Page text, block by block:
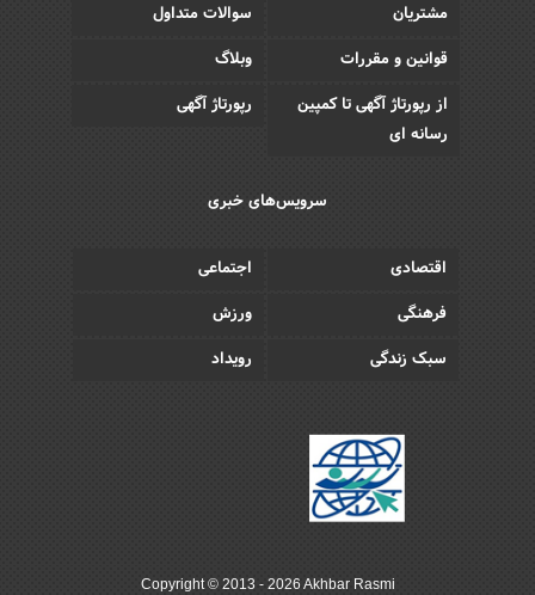
مشتریان
سوالات متداول
قوانین و مقررات
وبلاگ
از رپورتاژ آگهی تا کمپین
رسانه ای
رپورتاژ آگهی
سرویس‌های خبری
اقتصادی
اجتماعی
فرهنگی
ورزش
سبک زندگی
رویداد
Copyright © 2013 - 2026 Akhbar Rasmi